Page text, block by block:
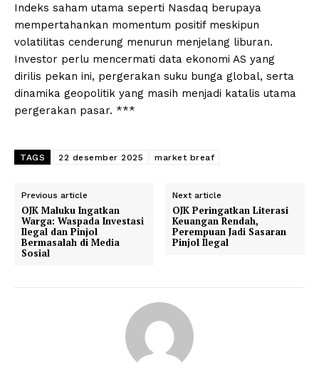
Indeks saham utama seperti Nasdaq berupaya
mempertahankan momentum positif meskipun
volatilitas cenderung menurun menjelang liburan.
Investor perlu mencermati data ekonomi AS yang
dirilis pekan ini, pergerakan suku bunga global, serta
dinamika geopolitik yang masih menjadi katalis utama
pergerakan pasar. ***
TAGS 22 desember 2025 market breaf
Previous article
OJK Maluku Ingatkan
Warga: Waspada Investasi
Ilegal dan Pinjol
Bermasalah di Media
Sosial
Next article
OJK Peringatkan Literasi
Keuangan Rendah,
Perempuan Jadi Sasaran
Pinjol Ilegal